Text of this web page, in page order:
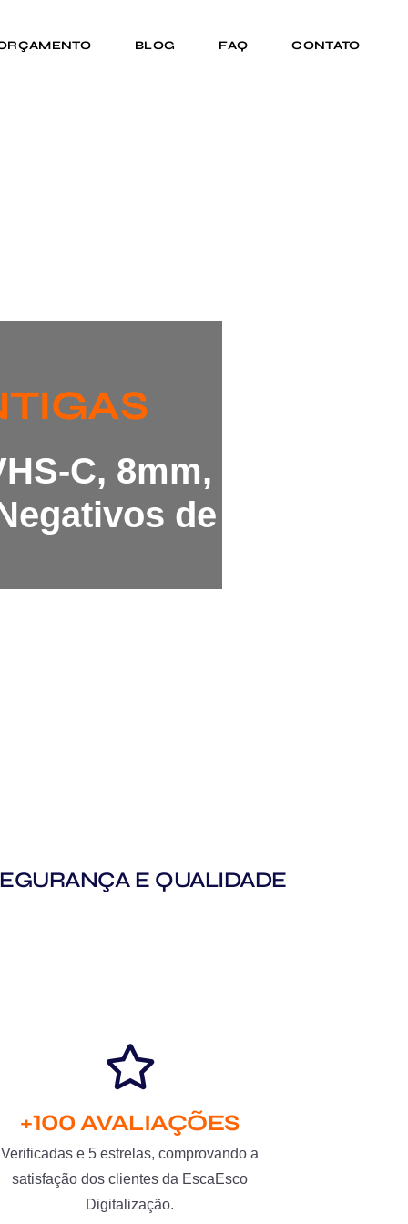
BLOG FAQ CONTATO
C, 8mm,
de
E QUALIDADE
+100 AVALIAÇÕES
Verificadas e 5 estrelas, comprovando a
satisfação dos clientes da EscaEsco
Digitalização.